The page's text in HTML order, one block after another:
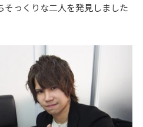
そっくりな二人を発見しました